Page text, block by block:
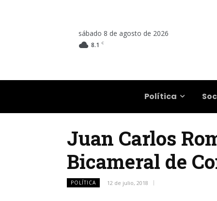
sábado 8 de agosto de 2026
8.1 C
Política
Juan Carlos
Bicameral de
POLÍTICA 12 de julio, 2018